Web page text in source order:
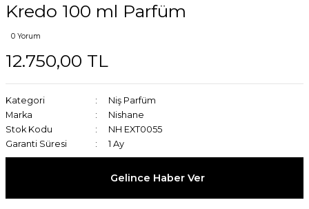
Kredo 100 ml Parfüm
0 Yorum
12.750,00 TL
Kategori
Niş Parfüm
Marka
Nishane
Stok Kodu
NH EXT0055
Garanti Süresi
1 Ay
Gelince Haber Ver